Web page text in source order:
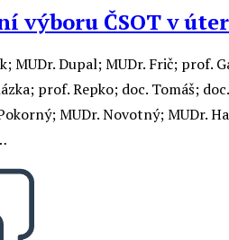
výboru ČSOT v
MUDr. Dupal; MUDr. Frič; prof.
prof. Repko; doc. Tomáš;
MUDr. Novotný; MUDr.